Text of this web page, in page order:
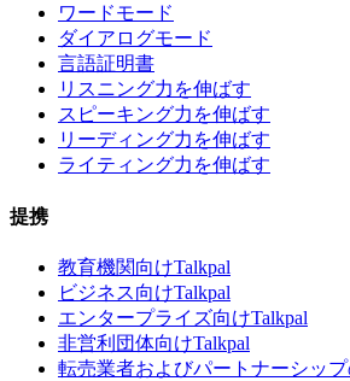
ワードモード
ダイアログモード
言語証明書
リスニング力を伸ばす
スピーキング力を伸ばす
リーディング力を伸ばす
ライティング力を伸ばす
提携
教育機関向けTalkpal
ビジネス向けTalkpal
エンタープライズ向けTalkpal
非営利団体向けTalkpal
転売業者およびパートナーシップ